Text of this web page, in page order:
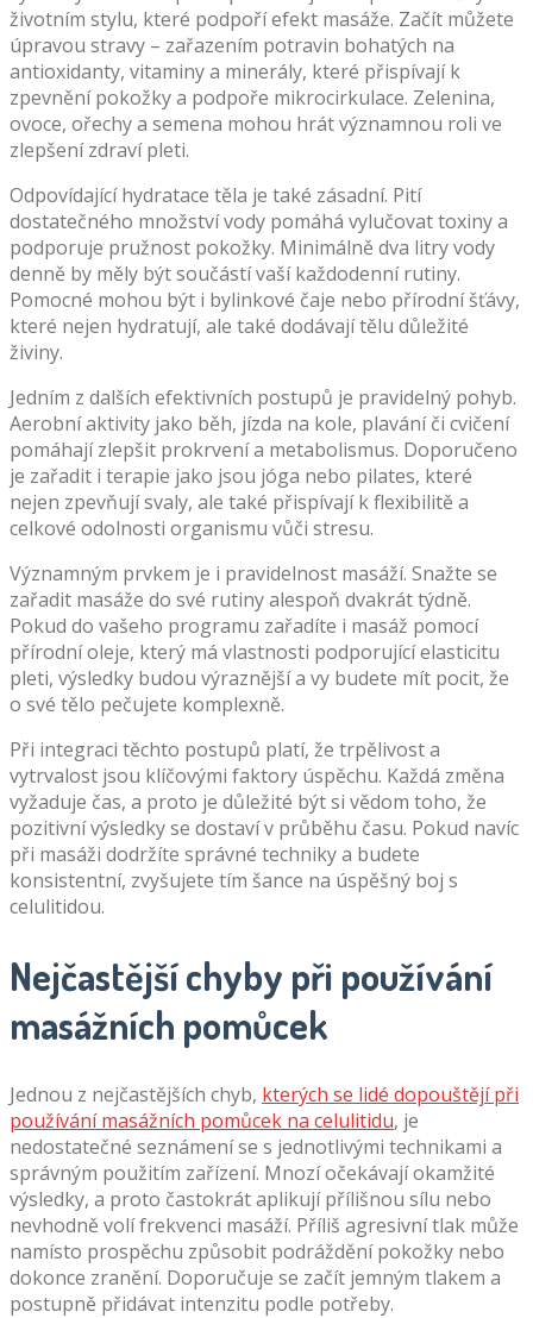
životním stylu, které podpoří efekt masáže. Začít můžete
úpravou stravy – zařazením potravin bohatých na
antioxidanty, vitaminy a minerály, které přispívají k
zpevnění pokožky a podpoře mikrocirkulace. Zelenina,
ovoce, ořechy a semena mohou hrát významnou roli ve
zlepšení zdraví pleti.
Odpovídající hydratace těla je také zásadní. Pití
dostatečného množství vody pomáhá vylučovat toxiny a
podporuje pružnost pokožky. Minimálně dva litry vody
denně by měly být součástí vaší každodenní rutiny.
Pomocné mohou být i bylinkové čaje nebo přírodní šťávy,
které nejen hydratují, ale také dodávají tělu důležité
živiny.
Jedním z dalších efektivních postupů je pravidelný pohyb.
Aerobní aktivity jako běh, jízda na kole, plavání či cvičení
pomáhají zlepšit prokrvení a metabolismus. Doporučeno
je zařadit i terapie jako jsou jóga nebo pilates, které
nejen zpevňují svaly, ale také přispívají k flexibilitě a
celkové odolnosti organismu vůči stresu.
Významným prvkem je i pravidelnost masáží. Snažte se
zařadit masáže do své rutiny alespoň dvakrát týdně.
Pokud do vašeho programu zařadíte i masáž pomocí
přírodní oleje, který má vlastnosti podporující elasticitu
pleti, výsledky budou výraznější a vy budete mít pocit, že
o své tělo pečujete komplexně.
Při integraci těchto postupů platí, že trpělivost a
vytrvalost jsou klíčovými faktory úspěchu. Každá změna
vyžaduje čas, a proto je důležité být si vědom toho, že
pozitivní výsledky se dostaví v průběhu času. Pokud navíc
při masáži dodržíte správné techniky a budete
konsistentní, zvyšujete tím šance na úspěšný boj s
celulitidou.
Nejčastější chyby při používání
masážních pomůcek
Jednou z nejčastějších chyb, kterých se lidé dopouštějí při
používání masážních pomůcek na celulitidu, je
nedostatečné seznámení se s jednotlivými technikami a
správným použitím zařízení. Mnozí očekávají okamžité
výsledky, a proto častokrát aplikují přílišnou sílu nebo
nevhodně volí frekvenci masáží. Příliš agresivní tlak může
namísto prospěchu způsobit podráždění pokožky nebo
dokonce zranění. Doporučuje se začít jemným tlakem a
postupně přidávat intenzitu podle potřeby.